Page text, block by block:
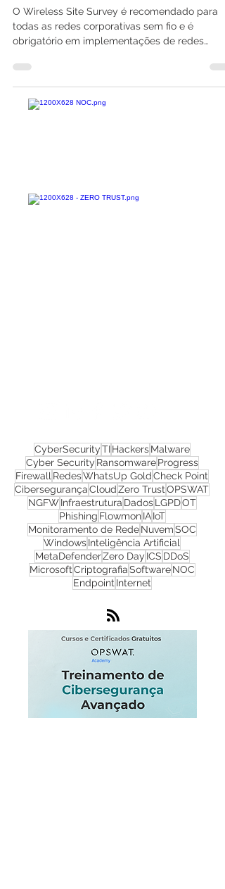
rede Wi-Fi?
O Wireless Site Survey é recomendado para
obrigatório em implementações de redes
CyberSecurityTIHackersMalware
Cyber Security RansomwareProgress
FirewallRedesWhatsUp Gold Check Point
CibersegurançaCloudZero Trust
NGFWInfraestruturaDadosLGPDOT
PhishingFlowmon IAIoT
Monitoramento de RedeNuvemSOC
WindowsInteligência Artificial
MetaDefenderZero DayICS
EndpointInternet